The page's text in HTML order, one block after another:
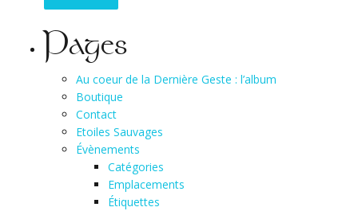
Pages
Au coeur de la Dernière Geste : l’album
Boutique
Contact
Etoiles Sauvages
Évènements
Catégories
Emplacements
Étiquettes